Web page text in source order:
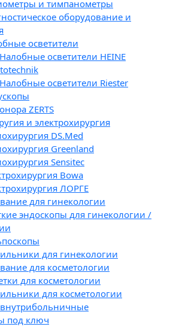
и тимпанометры
оборудование и
осветители
Налобные осветители HEINE
Налобные осветители Riester
ZERTS
и электрохирургия
DS.Med
Greenland
Sensitec
Bowa
ЛОРГЕ
для гинекологии
эндоскопы для гинекологии /
для гинекологии
для косметологии
для косметологии
для косметологии
под ключ